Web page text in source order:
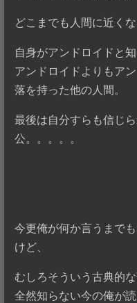
どこまでも人間に近く
自身がアンドロイドと
アンドロイドよりもア
落を持った他の人間。
最後は自分すらも信じ
公。。。。。
今更俺が何か言うまで
けど、
むしろそういう古典的
全然知らない今の俺が